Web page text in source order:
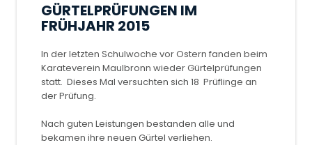
GÜRTELPRÜFUNGEN IM
FRÜHJAHR 2015
In der letzten Schulwoche vor Ostern fanden beim
Karateverein Maulbronn wieder Gürtelprüfungen
statt. Dieses Mal versuchten sich 18 Prüflinge an
der Prüfung.
Nach guten Leistungen bestanden alle und
bekamen ihre neuen Gürtel verliehen.